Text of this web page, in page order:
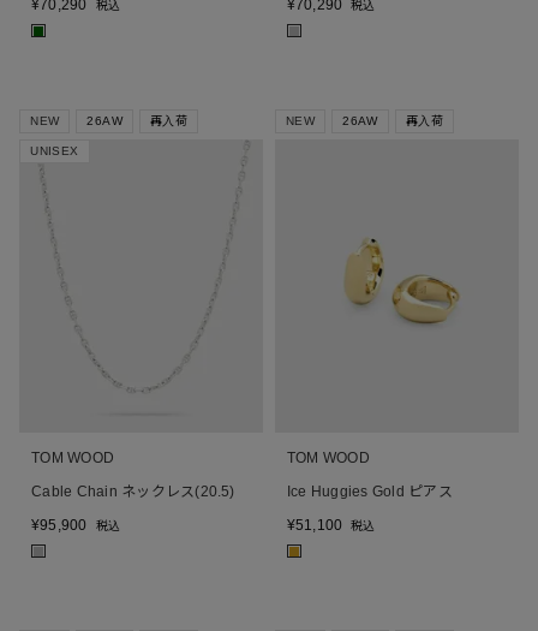
¥ 70,290 税込 ¥ 70,290 税込
NEW 26AW 再入荷
UNISEX
TOM WOOD
Cable Chain ネックレス(20.5)
¥95,900 税込
■
NEW 26AW 再入荷
TOM WOOD
Ice Huggies Gold ピアス
¥51,100 税込
■